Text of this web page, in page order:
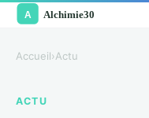
Accueil›Actu
ACTU